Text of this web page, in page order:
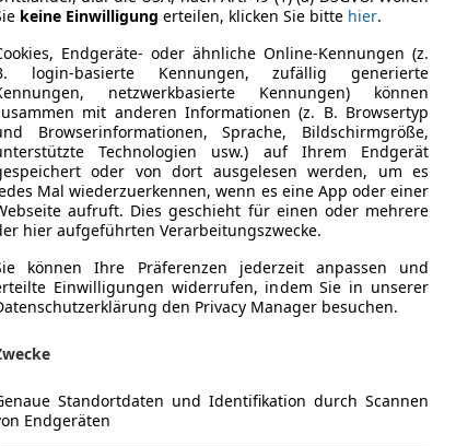
Parndorf
3x S Line / Navi / APS Plus / Xen
keine Einwilligung erteilen, klicken Sie bitte hier.
Endgeräte- oder ähnliche Online-Kennungen (z.
login-basierte Kennungen, zufällig generierte
netzwerkbasierte Kennungen) können
mit anderen Informationen (z. B. Browsertyp
Browserinformationen, Sprache, Bildschirmgröße,
Technologien usw.) auf Ihrem Endgerät
oder von dort ausgelesen werden, um es
Mal wiederzuerkennen, wenn es eine App oder einer
aufruft. Dies geschieht für einen oder mehrere
hier aufgeführten Verarbeitungszwecke.
können Ihre Präferenzen jederzeit anpassen und
Einwilligungen widerrufen, indem Sie in unserer
den Privacy Manager besuchen.
Standortdaten und Identifikation durch Scannen
Endgeräten